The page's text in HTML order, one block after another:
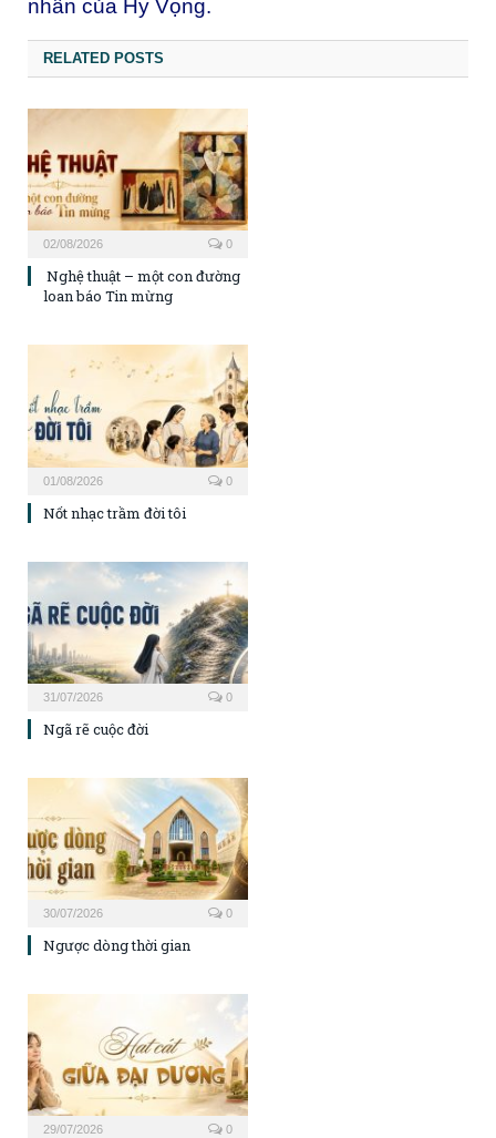
nhân của Hy Vọng.
RELATED POSTS
02/08/2026 0
Nghệ thuật – một con đường
loan báo Tin mừng
01/08/2026 0
Nốt nhạc trầm đời tôi
31/07/2026 0
Ngã rẽ cuộc đời
30/07/2026 0
Ngược dòng thời gian
29/07/2026 0